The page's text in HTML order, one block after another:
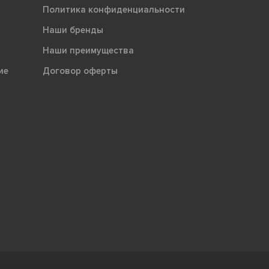
Политика конфиденциальности
Наши бренды
Наши преимущества
Договор оферты